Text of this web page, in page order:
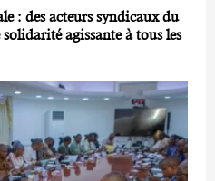
: des acteurs syndicaux du
agissante à tous les